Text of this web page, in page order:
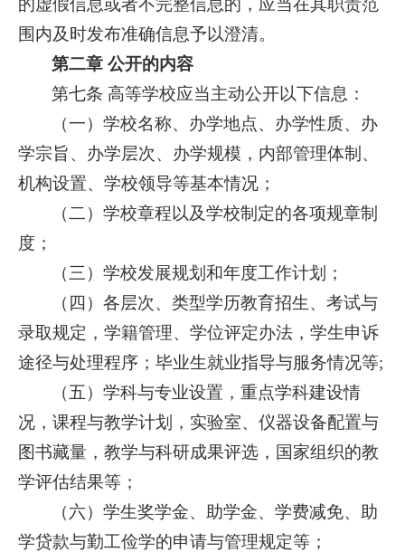
的虚假信息或者不完整信息的，应当在其职责范
围内及时发布准确信息予以澄清。
第二章 公开的内容
第七条 高等学校应当主动公开以下信息：
（一）学校名称、办学地点、办学性质、办
学宗旨、办学层次、办学规模，内部管理体制、
机构设置、学校领导等基本情况；
（二）学校章程以及学校制定的各项规章制
度；
（三）学校发展规划和年度工作计划；
（四）各层次、类型学历教育招生、考试与
录取规定，学籍管理、学位评定办法，学生申诉
途径与处理程序；毕业生就业指导与服务情况等;
（五）学科与专业设置，重点学科建设情
况，课程与教学计划，实验室、仪器设备配置与
图书藏量，教学与科研成果评选，国家组织的教
学评估结果等；
（六）学生奖学金、助学金、学费减免、助
学贷款与勤工俭学的申请与管理规定等；